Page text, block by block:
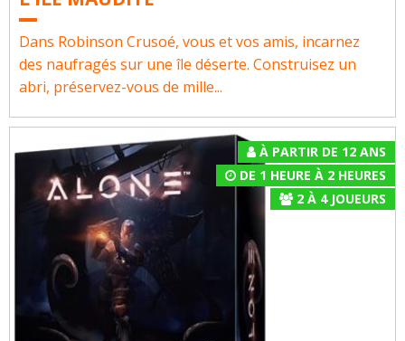
Dans Robinson Crusoé, vous et vos amis, incarnez
des naufragés sur une île déserte. Construisez un
abri, préservez-vous de mille...
À PARTIR DE 12 ANS
DE 1 HEURE À 2 HEURES
2À 4JOUEURS